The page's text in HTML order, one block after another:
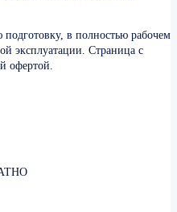
в полностью рабочем
эксплуатации. Страница с
офертой.